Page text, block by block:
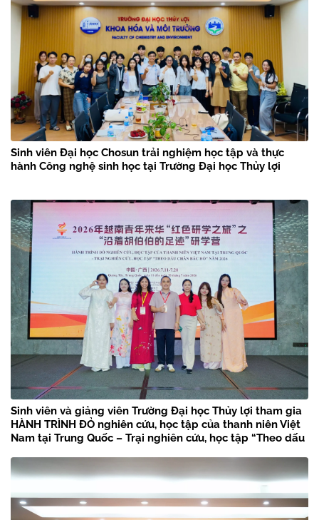
Sinh viên Đại học Chosun trải nghiệm học tập và thực
hành Công nghệ sinh học tại Trường Đại học Thủy lợi
Sinh viên và giảng viên Trường Đại học Thủy lợi tham gia
HÀNH TRÌNH ĐỎ nghiên cứu, học tập của thanh niên Việt
Nam tại Trung Quốc – Trại nghiên cứu, học tập “Theo dấu